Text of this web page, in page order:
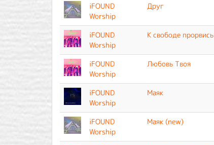
iFOUND
Worship
Друг
iFOUND
Worship
К свободе прорвись
iFOUND
Worship
Любовь Твоя
iFOUND
Worship
Маяк
iFOUND
Worship
Маяк (new)